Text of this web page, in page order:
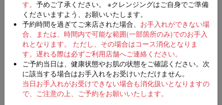
す。 予めご了承ください。 ※クレンジングはご自身でご準備
くださいますよう、お願いいたします。
予約時間を過ぎてご来店された場合、 お手入れができない場
合、または、時間内で可能な範囲(一部箇所のみ)でのお手入
れとなります。 ただし、その場合はコース消化となりま
す。 遅れる際は必ずご利用店舗へご連絡ください。
ご予約当日は、健康状態やお肌の状態をご確認ください。次
に該当する場合はお手入れをお受けいただけません。
当日お手入れがお受けできない場合も消化扱いとなりますの
で、ご注意の上、ご予約をお願いいたします。
第二希望（入力は任意）
第三希望（入力は任意）